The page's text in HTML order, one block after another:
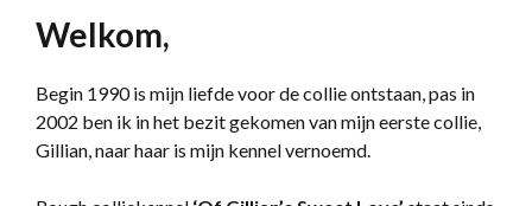
Welkom,
Begin 1990 is mijn liefde voor de collie ontstaan, pas in
2002 ben ik in het bezit gekomen van mijn eerste collie,
Gillian, naar haar is mijn kennel vernoemd.